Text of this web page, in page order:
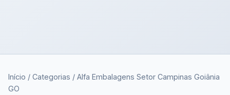
Início / Categorias / Alfa Embalagens Setor Campinas Goiânia
GO